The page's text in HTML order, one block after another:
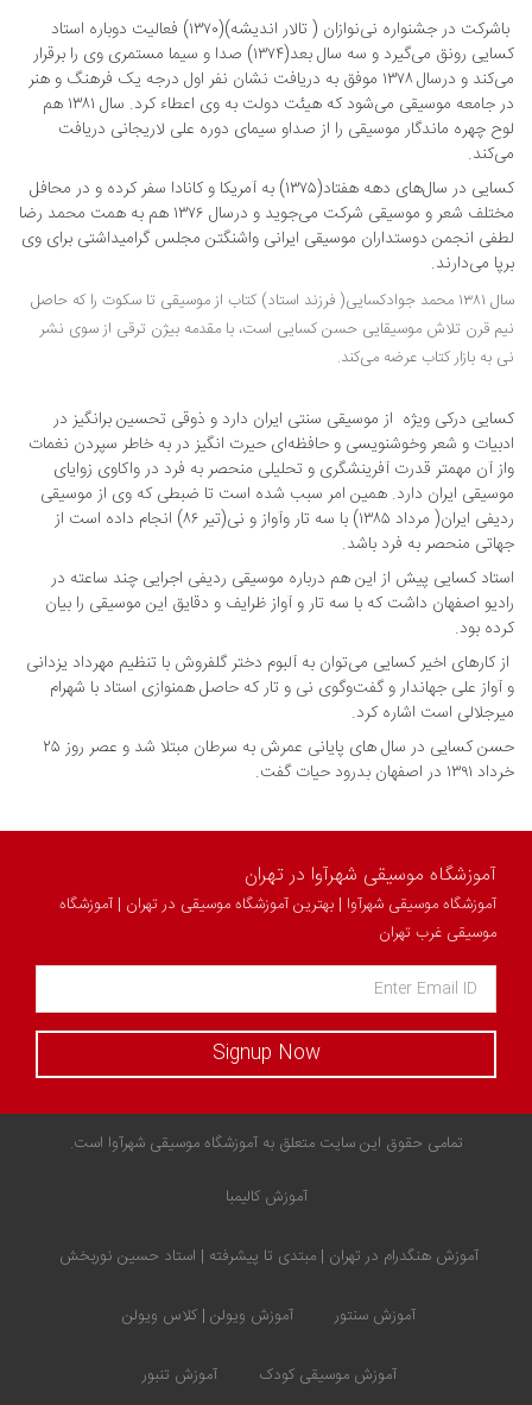
باشرکت در جشنواره نی‌نوازان ( تالار اندیشه)(۱۳۷۰) فعالیت دوباره استاد
کسایی رونق می‌گیرد و سه سال بعد(۱۳۷۴) صدا و سیما مستمری وی را برقرار
می‌کند و درسال ۱۳۷۸ موفق به دریافت نشان نفر اول درجه یک فرهنگ و هنر
در جامعه موسیقی می‌شود که هیئت دولت به وی اعطاء کرد. سال ۱۳۸۱ هم
لوح چهره ماندگار موسیقی را از صداو سیمای دوره علی لاریجانی دریافت
می‌کند.
کسایی در سال‌های دهه هفتاد(۱۳۷۵) به آمریکا و کانادا سفر کرده و در محافل
مختلف شعر و موسیقی شرکت می‌جوید و درسال ۱۳۷۶ هم به همت محمد رضا
لطفی انجمن دوستداران موسیقی ایرانی واشنگتن مجلس گرامیداشتی برای وی
برپا می‌دارند.
سال ۱۳۸۱ محمد جوادکسایی( فرزند استاد) کتاب از موسیقی تا سکوت را که حاصل
نیم قرن تلاش موسیقایی حسن کسایی است،‌ با مقدمه بیژن ترقی از سوی نشر
نی به بازار کتاب عرضه می‌کند.
کسایی درکی ویژه از موسیقی سنتی ایران دارد و ذوقی تحسین برانگیز در
ادبیات و شعر وخوشنویسی و حافظه‌ای حیرت انگیز در به خاطر سپردن نغمات
واز آن مهمتر قدرت آفرینشگری و تحلیلی منحصر به فرد در واکاوی زوایای
موسیقی ایران دارد. همین امر سبب شده است تا ضبطی که وی از موسیقی
ردیفی ایران( مرداد ۱۳۸۵) با سه تار وآواز و نی(تیر ۸۶) انجام داده است از
جهاتی منحصر به فرد باشد.
استاد کسایی پیش از این هم درباره موسیقی ردیفی اجرایی چند ساعته در
رادیو اصفهان داشت که با سه تار و آ‌واز ظرایف و دقایق این موسیقی را بیان
کرده بود.
از کارهای اخیر کسایی می‌توان به آلبوم دختر گلفروش با تنظیم مهرداد یزدانی
و آواز علی جهاندار و گفت‌وگوی نی و تار که حاصل همنوازی استاد با شهرام
میرجلالی است اشاره کرد.
حسن کسایی در سال های پایانی عمرش به سرطان مبتلا شد و عصر روز ٢۵
خرداد ١٣٩١ در اصفهان بدرود حیات گفت.
آموزشگاه موسیقی شهرآوا در تهران
آموزشگاه موسیقی شهرآوا | بهترین آموزشگاه موسیقی در تهران | آموزشگاه
موسیقی غرب تهران
Signup Now
تمامی حقوق این سایت متعلق به آموزشگاه موسیقی شهرآوا است.
آموزش کالیمبا
آموزش هنگدرام در تهران | مبتدی تا پیشرفته | استاد حسین نوربخش
آموزش سنتور آموزش ویولن | کلاس ویولن
آموزش موسیقی کودک آموزش تنبور